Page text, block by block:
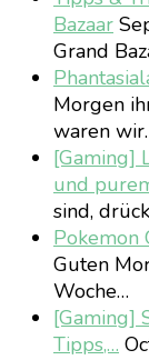
Bazaar
Grand
Morgen
waren
[Gaming]
und
sind,
Pokemon
Guten
Woche…
[Gaming]
Tipps,…